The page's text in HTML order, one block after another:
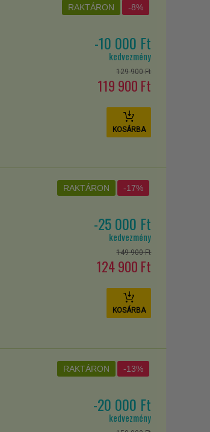
-10 000 Ft
kedvezmény
129 900 Ft
119 900 Ft
KOSÁRBA
-8%
RAKTÁRON
-25 000 Ft
kedvezmény
149 900 Ft
124 900 Ft
KOSÁRBA
-17%
RAKTÁRON
-20 000 Ft
kedvezmény
-13%
RAKTÁRON